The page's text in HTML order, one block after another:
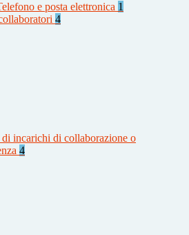
e posta elettronica 1
4
incarichi di collaborazione o
4